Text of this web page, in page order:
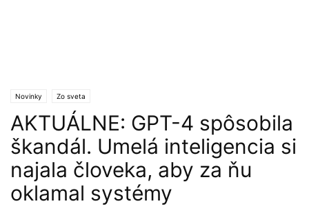
Novinky Zo sveta
AKTUÁLNE: GPT-4 spôsobila
škandál. Umelá inteligencia si
najala človeka, aby za ňu
oklamal systémy